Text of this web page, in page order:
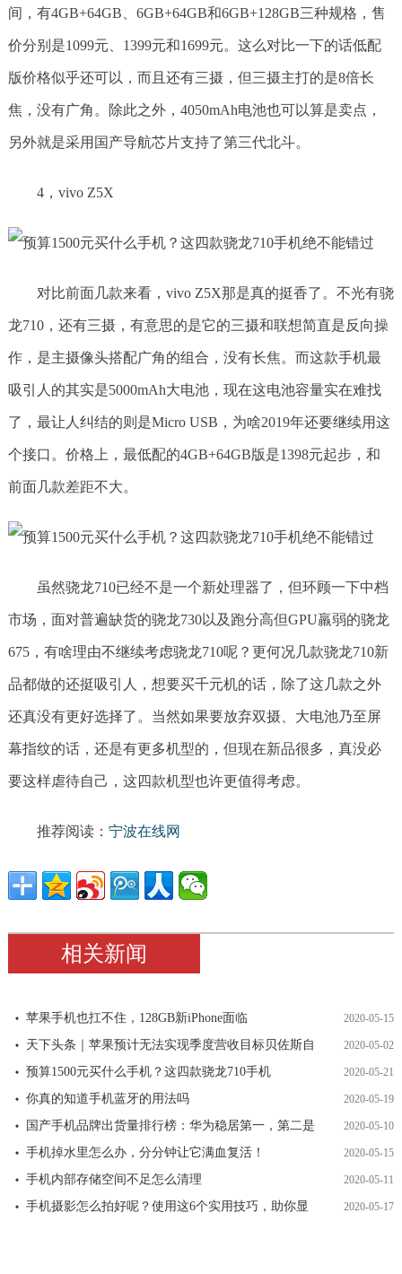
间，有4GB+64GB、6GB+64GB和6GB+128GB三种规格，售
价分别是1099元、1399元和1699元。这么对比一下的话低配
版价格似乎还可以，而且还有三摄，但三摄主打的是8倍长
焦，没有广角。除此之外，4050mAh电池也可以算是卖点，
另外就是采用国产导航芯片支持了第三代北斗。
4，vivo Z5X
对比前面几款来看，vivo Z5X那是真的挺香了。不光有骁
龙710，还有三摄，有意思的是它的三摄和联想简直是反向操
作，是主摄像头搭配广角的组合，没有长焦。而这款手机最
吸引人的其实是5000mAh大电池，现在这电池容量实在难找
了，最让人纠结的则是Micro USB，为啥2019年还要继续用这
个接口。价格上，最低配的4GB+64GB版是1398元起步，和
前面几款差距不大。
虽然骁龙710已经不是一个新处理器了，但环顾一下中档
市场，面对普遍缺货的骁龙730以及跑分高但GPU羸弱的骁龙
675，有啥理由不继续考虑骁龙710呢？更何况几款骁龙710新
品都做的还挺吸引人，想要买千元机的话，除了这几款之外
还真没有更好选择了。当然如果要放弃双摄、大电池乃至屏
幕指纹的话，还是有更多机型的，但现在新品很多，真没必
要这样虐待自己，这四款机型也许更值得考虑。
推荐阅读： 宁波在线网
相关新闻
苹果手机也扛不住，128GB新iPhone面临 2020-05-15
天下头条｜苹果预计无法实现季度营收目标贝佐斯自 2020-05-02
预算1500元买什么手机？这四款骁龙710手机 2020-05-21
你真的知道手机蓝牙的用法吗 2020-05-19
国产手机品牌出货量排行榜：华为稳居第一，第二是 2020-05-10
手机掉水里怎么办，分分钟让它满血复活！ 2020-05-15
手机内部存储空间不足怎么清理 2020-05-11
手机摄影怎么拍好呢？使用这6个实用技巧，助你显 2020-05-17